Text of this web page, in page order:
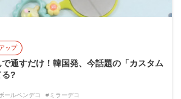
ップ
通すだけ！韓国発、今話題の「カスタム
る?
ールペンデコ #ミラーデコ